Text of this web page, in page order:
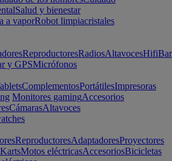
Salud y bienestar
a vaporRobot limpiacristales
ReproductoresRadiosAltavocesHifi
y GPSMicrófonos
ComplementosPortátilesImpresoras
Monitores gamingAccesorios
CámarasAltavoces
ReproductoresAdaptadoresProyectores
KartsMotos eléctricasAccesoriosBicicletas